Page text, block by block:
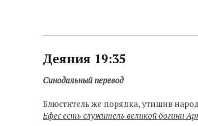
Деяния 19:35
Синодальный перевод
Блюститель же порядка, утишив
Ефес есть служитель великой богини